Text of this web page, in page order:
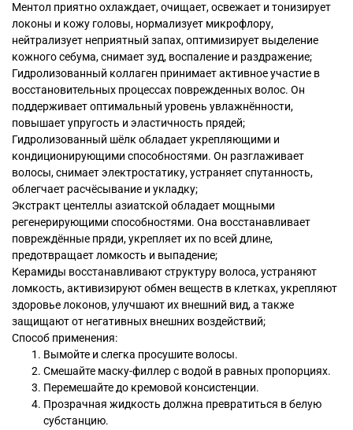
Ментол приятно охлаждает, очищает, освежает и тонизирует
локоны и кожу головы, нормализует микрофлору,
нейтрализует неприятный запах, оптимизирует выделение
кожного себума, снимает зуд, воспаление и раздражение;
Гидролизованный коллаген принимает активное участие в
восстановительных процессах поврежденных волос. Он
поддерживает оптимальный уровень увлажнённости,
повышает упругость и эластичность прядей;
Гидролизованный шёлк обладает укрепляющими и
кондиционирующими способностями. Он разглаживает
волосы, снимает электростатику, устраняет спутанность,
облегчает расчёсывание и укладку;
Экстракт центеллы азиатской обладает мощными
регенерирующими способностями. Она восстанавливает
повреждённые пряди, укрепляет их по всей длине,
предотвращает ломкость и выпадение;
Керамиды восстанавливают структуру волоса, устраняют
ломкость, активизируют обмен веществ в клетках, укрепляют
здоровье локонов, улучшают их внешний вид, а также
защищают от негативных внешних воздействий;
Способ применения:
Вымойте и слегка просушите волосы.
Смешайте маску-филлер с водой в равных пропорциях.
Перемешайте до кремовой консистенции.
Прозрачная жидкость должна превратиться в белую
субстанцию.